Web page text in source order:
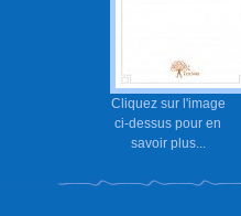
Cliquez sur l'image
ci-dessus pour en
savoir plus...